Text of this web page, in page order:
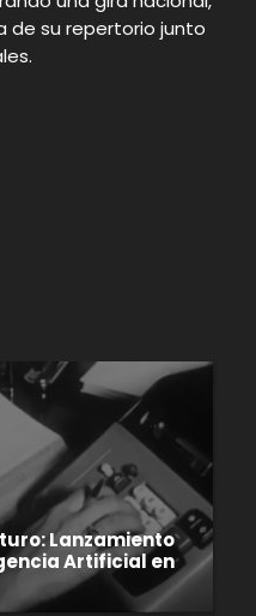
de su repertorio junto
Lanzamiento
Artificial en